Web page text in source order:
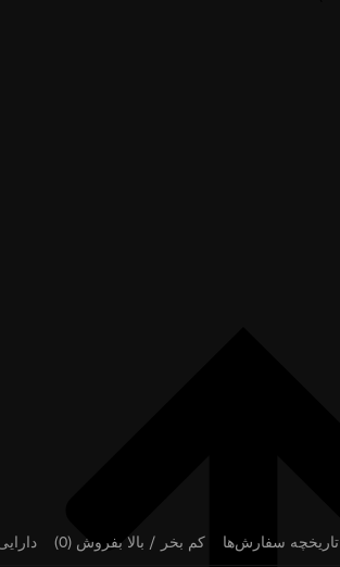
تاریخچه سفارش‌ها کم بخر / بالا بفروش (0)